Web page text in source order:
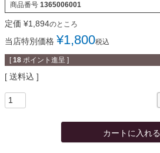
商品番号 1365006001
定価 ¥1,894のところ
当店特別価格 ¥1,800税込
[ 18 ポイント進呈 ]
送料込
カートに入れる